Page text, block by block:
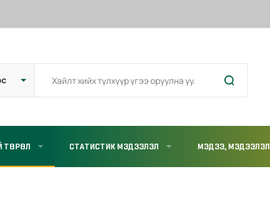
ТӨРӨЛ СТАТИСТИК МЭДЭЭЛЭЛ МЭДЭЭ, МЭДЭЭЛЭЛ